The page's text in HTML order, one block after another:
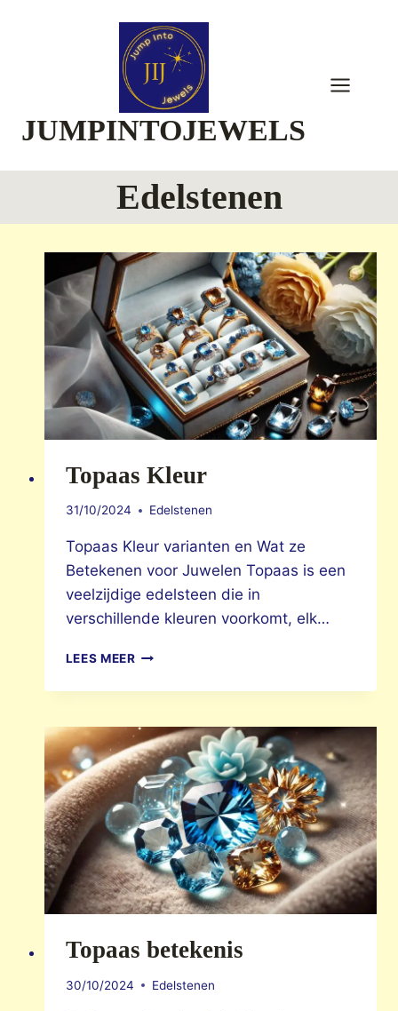
JUMPINTOJEWELS
Edelstenen
Topaas Kleur
31/10/2024 Edelstenen
Topaas Kleur varianten en Wat ze
Betekenen voor Juwelen Topaas is een
veelzijdige edelsteen die in
verschillende kleuren voorkomt, elk…
LEES MEERTOPAAS
Topaas betekenis
30/10/2024 Edelstenen